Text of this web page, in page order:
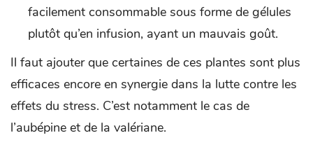
facilement consommable sous forme de gélules
plutôt qu’en infusion, ayant un mauvais goût.
Il faut ajouter que certaines de ces plantes sont plus
efficaces encore en synergie dans la lutte contre les
effets du stress. C’est notamment le cas de
l’aubépine et de la valériane.